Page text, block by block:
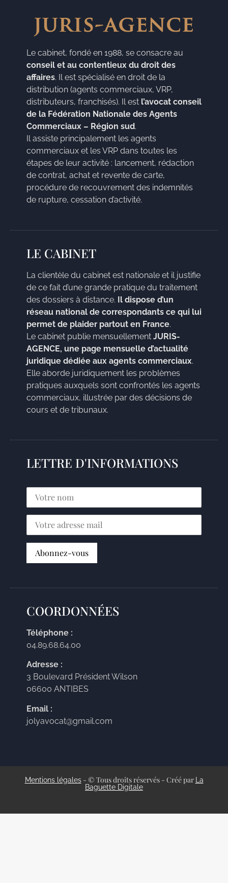
Le cabinet, fondé en 1988, se consacre au
conseil et au contentieux du droit des
affaires. Il est spécialisé en droit de la
distribution (agents commerciaux, VRP,
distributeurs, franchisés). Il est l’avocat conseil
de la Fédération Nationale des Agents
Commerciaux – Région sud.
Il assiste principalement les agents
commerciaux et les VRP dans toutes les
étapes de leur activité : lancement, rédaction
de contrat, achat et revente de carte,
procédure de recouvrement des indemnités
de rupture, cessation d’activité.
LE CABINET
La clientèle du cabinet est nationale et il justifie
de ce fait d’une grande pratique du traitement
des dossiers à distance. Il dispose d’un
réseau national de correspondants ce qui lui
permet de plaider partout en France.
Le cabinet publie mensuellement JURIS-
AGENCE, une page mensuelle d’actualité
juridique dédiée aux agents commerciaux.
Elle aborde juridiquement les problèmes
pratiques auxquels sont confrontés les agents
commerciaux, illustrée par des décisions de
cours et de tribunaux.
LETTRE D'INFORMATIONS
COORDONNÉES
Téléphone :
04.89.68.64.00
Adresse :
3 Boulevard Président Wilson
06600 ANTIBES
Email :
jolyavocat@gmail.com
Mentions légales- © Tous droits réservés - Créé par
La
Baguette Digitale